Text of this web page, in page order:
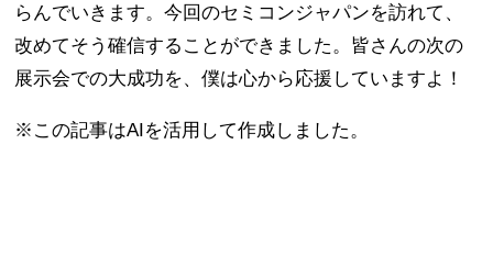
らんでいきます。今回のセミコンジャパンを訪れて、
改めてそう確信することができました。皆さんの次の
展示会での大成功を、僕は心から応援していますよ！
※この記事はAIを活用して作成しました。